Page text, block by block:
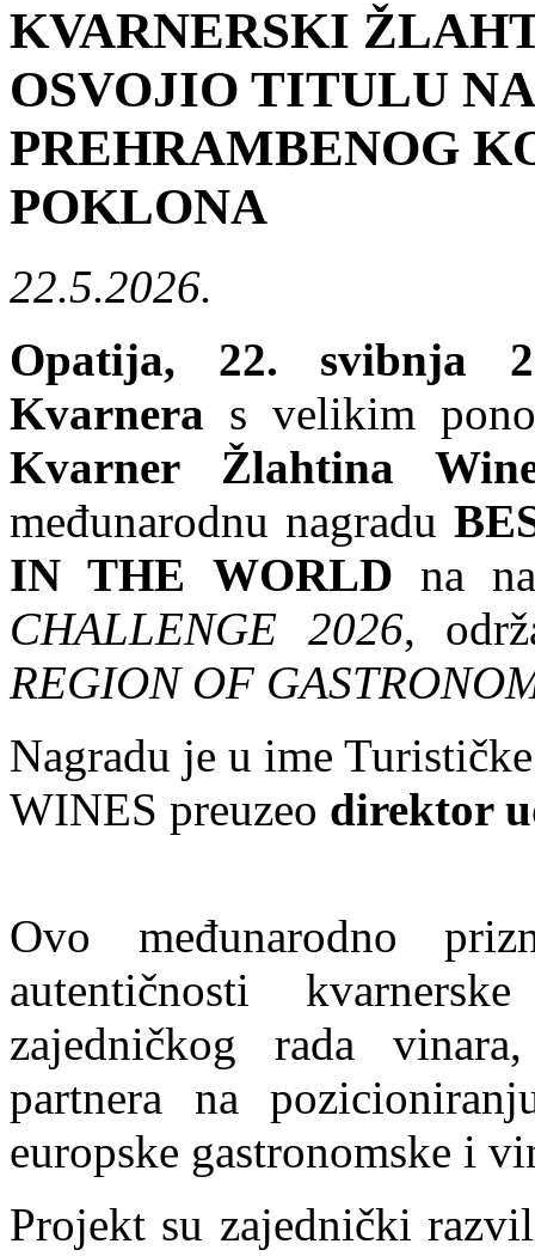
KVARNERSKI
OSVOJIO TITULU
PREHRAMBENOG
POKLONA
22.5.2026.
Opatija, 22. svibnja
Kvarnera s velikim
Kvarner Žlahtina
međunarodnu nagradu
IN THE WORLD na
CHALLENGE 2026,
REGION OF
Nagradu je u ime
WINES preuzeo direktor
Ovo međunarodno
autentičnosti
zajedničkog rada
partnera na
europske gastronomske i
Projekt su zajednički